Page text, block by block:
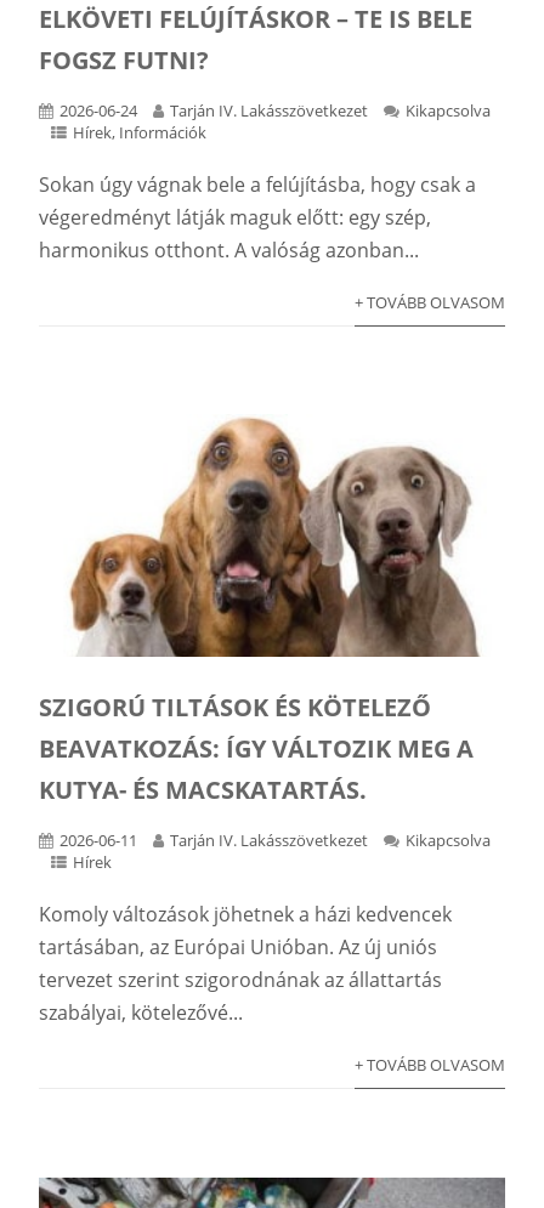
ELKÖVETI FELÚJÍTÁSKOR – TE IS BELE
FOGSZ FUTNI?
2026-06-24 Tarján IV. Lakásszövetkezet
Kikapcsolva
Hírek, Információk
Sokan úgy vágnak bele a felújításba, hogy csak a
végeredményt látják maguk előtt: egy szép,
harmonikus otthont. A valóság azonban...
+ TOVÁBB OLVASOM
SZIGORÚ TILTÁSOK ÉS KÖTELEZŐ
BEAVATKOZÁS: ÍGY VÁLTOZIK MEG A
KUTYA- ÉS MACSKATARTÁS.
2026-06-11 Tarján IV. Lakásszövetkezet
Kikapcsolva
Hírek
Komoly változások jöhetnek a házi kedvencek
tartásában, az Európai Unióban. Az új uniós
tervezet szerint szigorodnának az állattartás
szabályai, kötelezővé...
+ TOVÁBB OLVASOM